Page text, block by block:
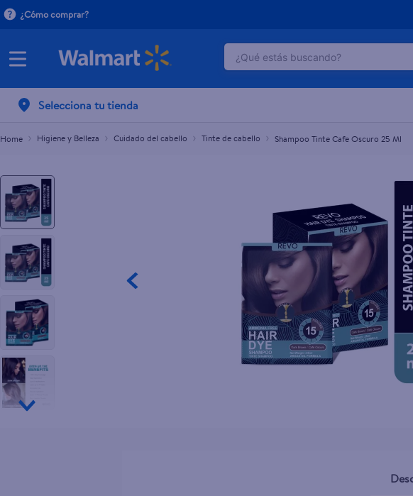
¿Cómo comprar?
¿Qué estás buscando?
Selecciona tu tienda
Higiene y Belleza Cuidado del cabello Tinte de cabello Shampoo Tinte Cafe Oscuro 25 Ml
Shampoo Tinte Cafe Oscuro 25 Ml
L.63.70
TÉRMINOS MÁS BUSCADOS
herbal essences
gillette venus
serums corporales dove
dove
pañales
aceite
10. goodyear